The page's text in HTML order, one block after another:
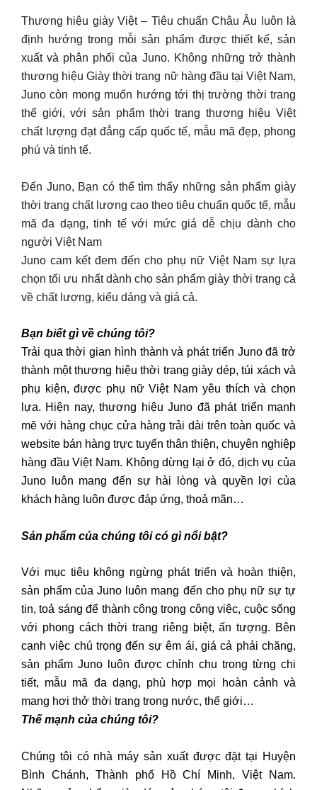
Thương hiệu giày Việt – Tiêu chuẩn Châu Âu luôn là
định hướng trong mỗi sản phẩm được thiết kế, sản
xuất và phân phối của Juno. Không những trở thành
thương hiệu Giày thời trang nữ hàng đầu tại Việt Nam,
Juno còn mong muốn hướng tới thị trường thời trang
thế giới, với sản phẩm thời trang thương hiệu Việt
chất lượng đạt đẳng cấp quốc tế, mẫu mã đẹp, phong
phú và tinh tế.
Đến Juno, Bạn có thể tìm thấy những sản phẩm giày
thời trang chất lượng cao theo tiêu chuẩn quốc tế, mẫu
mã đa dạng, tinh tế với mức giá dễ chịu dành cho
người Việt Nam
Juno cam kết đem đến cho phụ nữ Việt Nam sự lựa
chọn tối ưu nhất dành cho sản phẩm giày thời trang cả
về chất lượng, kiểu dáng và giá cả.
Bạn biết gì về chúng tôi?
Trải qua thời gian hình thành và phát triển Juno đã trở
thành một thương hiệu thời trang giày dép, túi xách và
phụ kiện, được phụ nữ Việt Nam yêu thích và chọn
lựa. Hiện nay, thương hiệu Juno đã phát triển mạnh
mẽ với hàng chục cửa hàng trải dài trên toàn quốc và
website bán hàng trực tuyến thân thiện, chuyên nghiệp
hàng đầu Việt Nam. Không dừng lại ở đó, dịch vụ của
Juno luôn mang đến sự hài lòng và quyền lợi của
khách hàng luôn được đáp ứng, thoả mãn…
Sản phẩm của chúng tôi có gì nổi bật?
Với mục tiêu không ngừng phát triển và hoàn thiện,
sản phẩm của Juno luôn mang đến cho phụ nữ sự tự
tin, toả sáng để thành công trong công việc, cuộc sống
với phong cách thời trang riêng biệt, ấn tượng. Bên
cạnh việc chú trọng đến sự êm ái, giá cả phải chăng,
sản phẩm Juno luôn được chỉnh chu trong từng chi
tiết, mẫu mã đa dạng, phù hợp mọi hoàn cảnh và
mang hơi thở thời trang trong nước, thế giới…
Thế mạnh của chúng tôi?
Chúng tôi có nhà máy sản xuất được đặt tại Huyện
Bình Chánh, Thành phố Hồ Chí Minh, Việt Nam.